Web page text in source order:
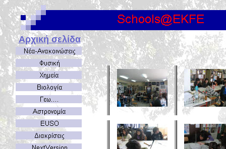
Αρχική σελίδα